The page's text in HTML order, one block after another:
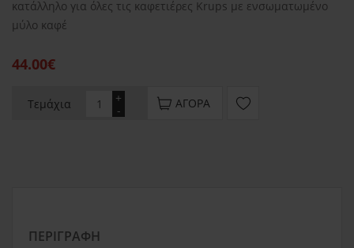
κατάλληλο για όλες τις καφετιέρες Krups με ενσωματωμένο
μύλο καφέ
44.00€
Τεμάχια -
+ ΑΓΟΡΆ
ΠΕΡΙΓΡΑΦΉ